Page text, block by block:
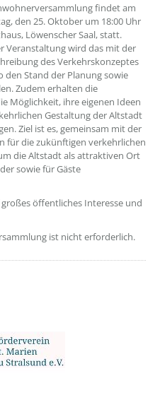
titel ???
findet am
den 25. Oktober um 18:00 Uhr
Löwenscher Saal, statt.
Veranstaltung wird das mit der
des Verkehrskonzeptes
Stand der Planung sowie
Zudem erhalten die
Möglichkeit, ihre eigenen Ideen
Gestaltung der Altstadt
Ziel ist es, gemeinsam mit der
für die zukünftigen verkehrlichen
die Altstadt als attraktiven Ort
sowie für Gäste
öffentliches Interesse und
ist nicht erforderlich.